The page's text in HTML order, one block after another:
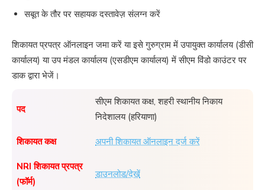
सबूत के तौर पर सहायक दस्तावेज़ संलग्न करें
शिकायत प्रपत्र ऑनलाइन जमा करें या इसे गुरुग्राम में उपायुक्त कार्यालय (डीसी
कार्यालय) या उप मंडल कार्यालय (एसडीएम कार्यालय) में सीएम विंडो काउंटर पर
डाक द्वारा भेजें।
पद
सीएम शिकायत कक्ष, शहरी स्थानीय निकाय
निदेशालय (हरियाणा)
शिकायत कक्ष अपनी शिकायत ऑनलाइन दर्ज करें
NRI शिकायत प्रपत्र
(फॉर्म)
डाउनलोड/देखें